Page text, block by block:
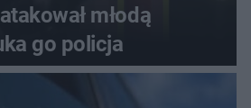
młodą
go policja